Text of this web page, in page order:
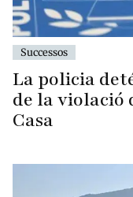
Successos
La policia
de la violació
Casa